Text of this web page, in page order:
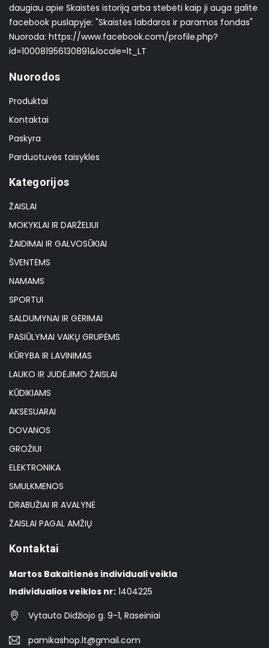
daugiau apie Skaistės istoriją arba stebėti kaip ji auga galite
facebook puslapyje: "Skaistės labdaros ir paramos fondas"
Nuoroda: https://www.facebook.com/profile.php?
id=100081956130891&locale=lt_LT
Nuorodos
Produktai
Kontaktai
Paskyra
Parduotuvės taisyklės
Kategorijos
ŽAISLAI
MOKYKLAI IR DARŽELIUI
ŽAIDIMAI IR GALVOSŪKIAI
ŠVENTĖMS
NAMAMS
SPORTUI
SALDUMYNAI IR GĖRIMAI
PASIŪLYMAI VAIKŲ GRUPĖMS
KŪRYBA IR LAVINIMAS
LAUKO IR JUDĖJIMO ŽAISLAI
KŪDIKIAMS
AKSESUARAI
DOVANOS
GROŽIUI
ELEKTRONIKA
SMULKMENOS
DRABUŽIAI IR AVALYNĖ
ŽAISLAI PAGAL AMŽIŲ
Kontaktai
Martos Bakaitienės individuali veikla
Individualios veiklos nr: 1404225
Vytauto Didžiojo g. 9-1, Raseiniai
pamikashop.lt@gmail.com